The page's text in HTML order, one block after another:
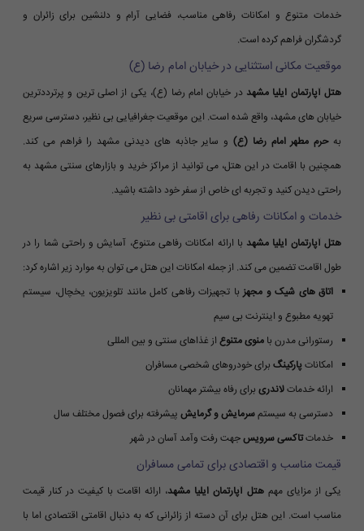
خدمات متنوع و امکانات رفاهی مناسب، فضایی آرام و دلنشین برای زائران و
گردشگران فراهم کرده است.
موقعیت مکانی استثنایی در خیابان امام رضا (ع)
هتل آپارتمان ایلیا مشهد در خیابان امام رضا (ع)، یکی از اصلی ترین و پرترددترین
خیابان های مشهد، واقع شده است. این موقعیت جغرافیایی بی نظیر، دسترسی سریع
بهحرم مطهر امام رضا (ع) و سایر جاذبه های دیدنی مشهد را فراهم می کند.
همچنین با اقامت در این هتل، می توانید از مراکز خرید و بازارهای سنتی مشهد به
راحتی دیدن کنید و تجربه ای خاص از سفر خود داشته باشید.
خدمات و امکانات رفاهی برای اقامتی بی نظیر
هتل آپارتمان ایلیا مشهد با ارائه امکانات رفاهی متنوع، آسایش و راحتی شما را در
طول اقامت تضمین می کند. از جمله امکانات این هتل می توان به موارد زیر اشاره کرد:
اتاق های شیک و مجهزبا تجهیزات رفاهی کامل مانند تلویزیون، یخچال، سیستم
تهویه مطبوع و اینترنت بی سیم
رستورانی مدرن با منوی متنوع از غذاهای سنتی و بین المللی
امکاناتپارکینگ برای خودروهای شخصی مسافران
ارائه خدماتلاندری برای رفاه بیشتر مهمانان
دسترسی به سیستمسرمایش و گرمایش پیشرفته برای فصول مختلف سال
خدماتتاکسی سرویسجهت رفت وآمد آسان در شهر
قیمت مناسب و اقتصادی برای تمامی مسافران
یکی از مزایای مهم هتل آپارتمان ایلیا مشهد، ارائه اقامت با کیفیت در کنار قیمت
مناسب است. این هتل برای آن دسته از زائرانی که به دنبال اقامتی اقتصادی اما با